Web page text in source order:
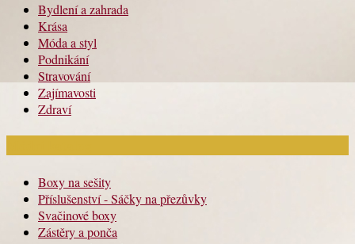
Bydlení a zahrada
Krása
Móda a styl
Podnikání
Stravování
Zajímavosti
Zdraví
Boxy na sešity
Příslušenství - Sáčky na přezůvky
Svačinové boxy
Zástěry a ponča